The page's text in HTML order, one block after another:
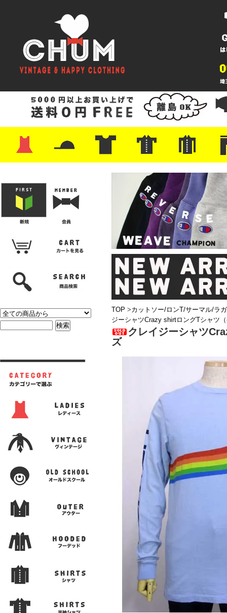
・レザーシューズ/スニーカー
・プリントTシャツ
・バンド/ツアー
・キャラクター
・Nike/adidas/スポーツ
・チャンピオン
・サーフ/スケート
・ボーダー/総柄/無地
・フットボール/リンガー
・タンクトップ/NBA・ポロシャツ
・半袖シャツ
・アロハ/サーフ/ボーリング
・ラルフ/ブランド
・無地/チェック/ストラ
・ワーク/ミリタリー/ウ
・ネル/ウール ・ショ
・アウ
・ジー
・
・ミリ
・コー
・コッ
・オー
・ジャ
ン
TOP >カットソー/ロンT/サーマル/ラ
ジーシャツCrazy shirtロングTシャ
クレイジーシャツ
ズ